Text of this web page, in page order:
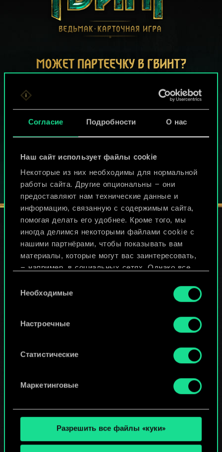
Согласие Подробности О нас
Наш сайт использует файлы cookie
Некоторые из них необходимы для нормальной
работы сайта. Другие опциональны — они
предоставляют нам технические данные и
информацию, связанную с содержимым сайта,
помогая делать его удобнее. Кроме того, мы
иногда делимся некоторыми файлами cookie с
нашими партнёрами, чтобы показывать вам
материалы, которые могут вас заинтересовать,
— например, в социальных сетях. Однако все
разрешения.
Найти подробную информацию о том, как мы
используем ваши файлы cookie, и изменить
«Настройки» ниже.
согласия
Необходимые
Настроечные
Статистические
Маркетинговые
Разрешить все файлы «куки»
МОЖЕТ ПАРТЕЕЧКУ В ГВИНТ?
СЛЕДИТЕ ЗА НАМИ